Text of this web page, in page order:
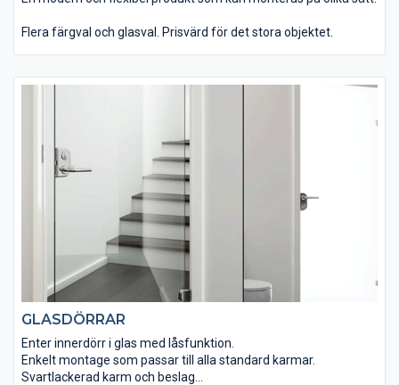
Flera färgval och glasval. Prisvärd för det stora objektet.
GLASDÖRRAR
Enter innerdörr i glas med låsfunktion.
Enkelt montage som passar till alla standard karmar.
Svartlackerad karm och beslag